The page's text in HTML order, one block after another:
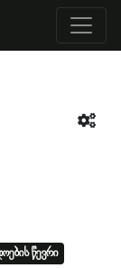
წევრი